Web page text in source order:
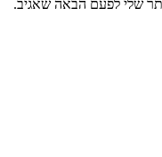
שלי לפעם הבאה שאגיב.